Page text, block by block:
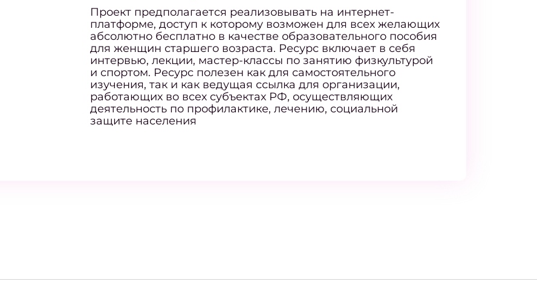
Проект предполагается реализовывать на интернет-
платформе, доступ к которому возможен для всех желающих
абсолютно бесплатно в качестве образовательного пособия
для женщин старшего возраста. Ресурс включает в себя
интервью, лекции, мастер-классы по занятию физкультурой
и спортом. Ресурс полезен как для самостоятельного
изучения, так и как ведущая ссылка для организации,
работающих во всех субъектах РФ, осуществляющих
деятельность по профилактике, лечению, социальной
защите населения